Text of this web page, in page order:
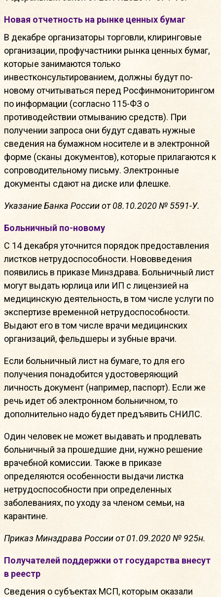
Новая отчетность на рынке ценных бумаг
В декабре организаторы торговли, клиринговые
организации, профучастники рынка ценных бумаг,
которые занимаются только
инвестконсультированием, должны будут по-
новому отчитываться перед Росфинмониторингом
по информации (согласно 115-ФЗ о
противодействии отмыванию средств). При
получении запроса они будут сдавать нужные
сведения на бумажном носителе и в электронной
форме (сканы документов), которые прилагаются к
сопроводительному письму. Электронные
документы сдают на диске или флешке.
Указание Банка России от 08.10.2020 № 5591-У.
Больничный по-новому
С 14 декабря уточнится порядок предоставления
листков нетрудоспособности. Нововведения
появились в приказе Минздрава. Больничный лист
могут выдать юрлица или ИП с лицензией на
медицинскую деятельность, в том числе услуги по
экспертизе временной нетрудоспособности.
Выдают его в том числе врачи медицинских
организаций, фельдшеры и зубные врачи.
Если больничный лист на бумаге, то для его
получения понадобится удостоверяющий
личность документ (например, паспорт). Если же
речь идет об электронном больничном, то
дополнительно надо будет предъявить СНИЛС.
Один человек не может выдавать и продлевать
больничный за прошедшие дни, нужно решение
врачебной комиссии. Также в приказе
определяются особенности выдачи листка
нетрудоспособности при определенных
заболеваниях, по уходу за членом семьи, на
карантине.
Приказ Минздрава России от 01.09.2020 № 925н.
Получателей поддержки от государства внесут
в реестр
Сведения о субъектах МСП, которым оказали